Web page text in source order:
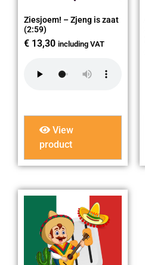
Ziesjoem! – Zjeng is zaat
(2:59)
€ 13,30 including VAT
View
product